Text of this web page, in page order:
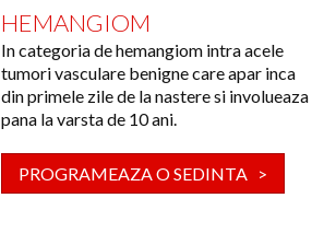
HEMANGIOM
In categoria de hemangiom intra acele
tumori vasculare benigne care apar inca
din primele zile de la nastere si involueaza
pana la varsta de 10 ani.
PROGRAMEAZA O SEDINTA >